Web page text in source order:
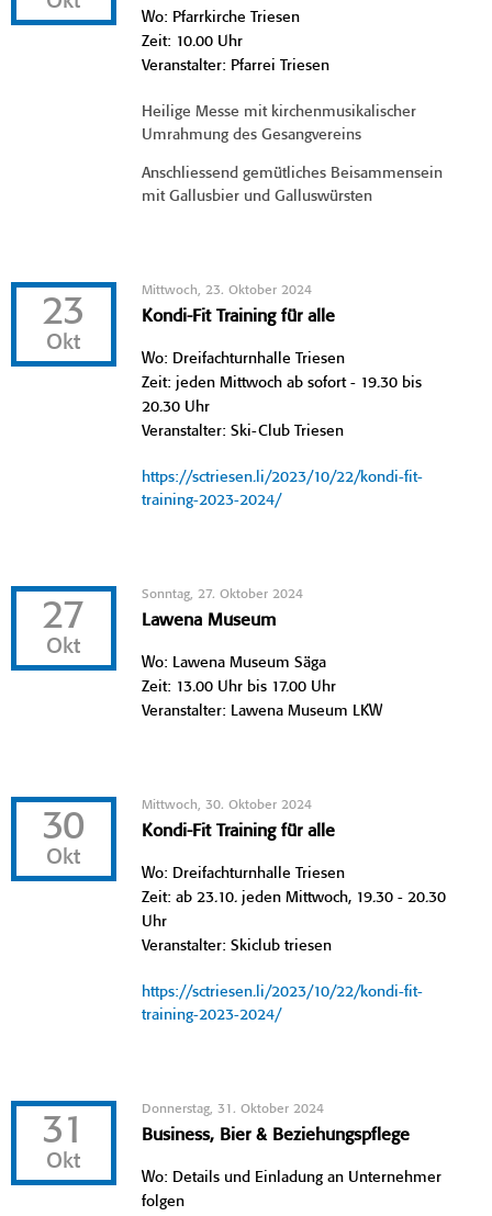
Wo: Pfarrkirche Triesen
Zeit: 10.00 Uhr
Veranstalter: Pfarrei Triesen
Heilige Messe mit kirchenmusikalischer
Umrahmung des Gesangvereins
Anschliessend gemütliches Beisammensein
mit Gallusbier und Galluswürsten
23
Okt
Mittwoch, 23. Oktober 2024
Kondi-Fit Training für alle
Wo: Dreifachturnhalle Triesen
Zeit: jeden Mittwoch ab sofort - 19.30 bis
20.30 Uhr
Veranstalter: Ski-Club Triesen
https://sctriesen.li/2023/10/22/kondi-fit-
training-2023-2024/
27
Okt
Sonntag, 27. Oktober 2024
Lawena Museum
Wo: Lawena Museum Säga
Zeit: 13.00 Uhr bis 17.00 Uhr
Veranstalter: Lawena Museum LKW
30
Okt
Mittwoch, 30. Oktober 2024
Kondi-Fit Training für alle
Wo: Dreifachturnhalle Triesen
Zeit: ab 23.10. jeden Mittwoch, 19.30 - 20.30
Uhr
Veranstalter: Skiclub triesen
https://sctriesen.li/2023/10/22/kondi-fit-
training-2023-2024/
31
Okt
Donnerstag, 31. Oktober 2024
Business, Bier & Beziehungspflege
Wo: Details und Einladung an Unternehmer
folgen